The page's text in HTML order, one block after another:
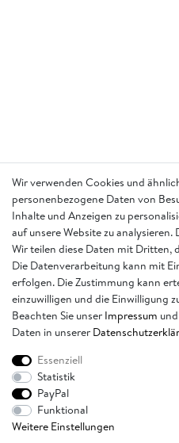
Wir verwenden Cookies und
personenbezogene Daten von
Inhalte und Anzeigen zu
auf unsere Website zu
Wir teilen diese Daten mit Dritten,
Die Datenverarbeitung kann mit
erfolgen. Die Zustimmung kann
einzuwilligen und die Einwilligung
Beachten Sie unser Impressum
Daten in unserer
Essenziell
Statistik
PayPal
Funktional
Weitere Einstellungen